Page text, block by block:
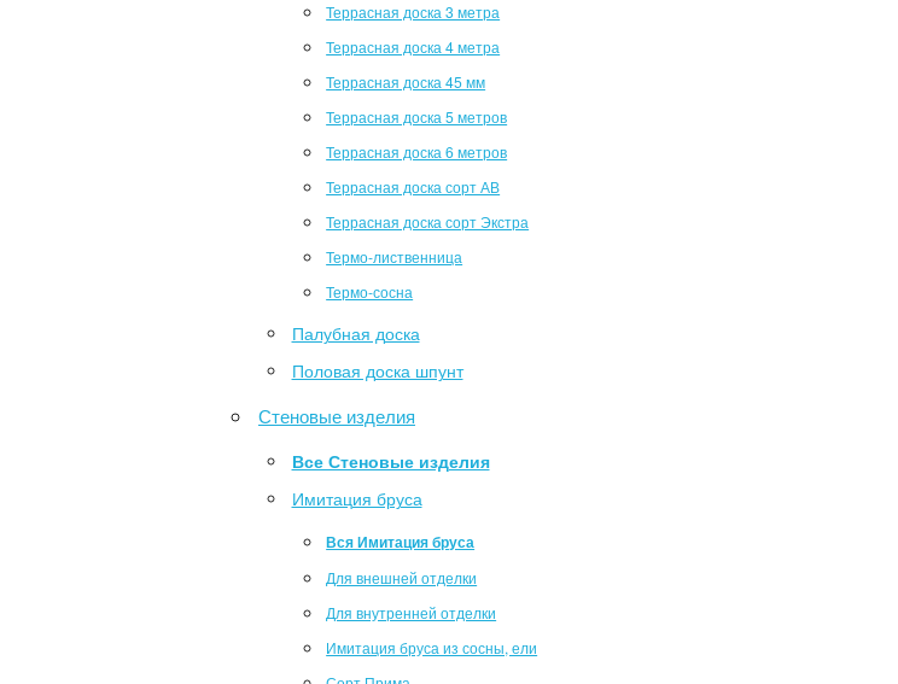
Террасная доска 3 метра
Террасная доска 4 метра
Террасная доска 45 мм
Террасная доска 5 метров
Террасная доска 6 метров
Террасная доска сорт АВ
Террасная доска сорт Экстра
Термо-лиственница
Термо-сосна
Палубная доска
Половая доска шпунт
Стеновые изделия
Все Стеновые изделия
Имитация бруса
Вся Имитация бруса
Для внешней отделки
Для внутренней отделки
Имитация бруса из сосны, ели